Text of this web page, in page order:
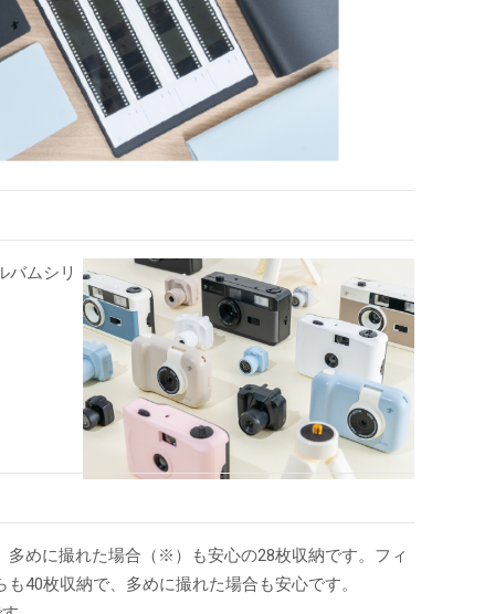
バムシリ
めに撮れた場合（※）も安心の28枚収納です。フィ
40枚収納で、多めに撮れた場合も安心です。